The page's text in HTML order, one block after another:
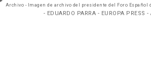
Archivo - Imagen de archivo del presidente del Foro Español
- EDUARDO PARRA - EUROPA PRESS -